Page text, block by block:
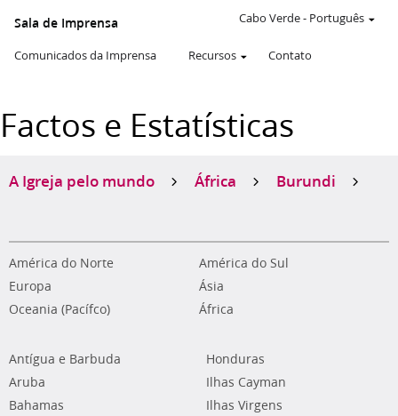
Sala de Imprensa
Comunicados da Imprensa Recursos Contato
Cabo Verde- Português
Factos e Estatísticas
A Igreja pelo mundo África Burundi
América do Norte
América do Sul
Europa
Ásia
Oceania (Pacífco)
África
Antígua e Barbuda
Aruba
Bahamas
Honduras
Ilhas Cayman
Ilhas Virgens